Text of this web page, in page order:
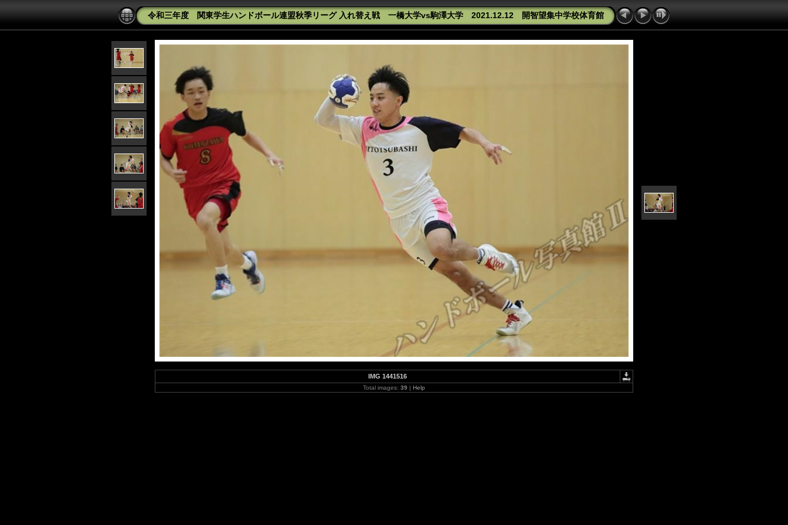
令和三年度 関東学生ハンドボール連盟秋季リーグ 入れ替え戦 一橋大学vs駒澤大学 2021.12.12 開智望集中学校体育館
IMG 1441516
Total images: 39 | Help